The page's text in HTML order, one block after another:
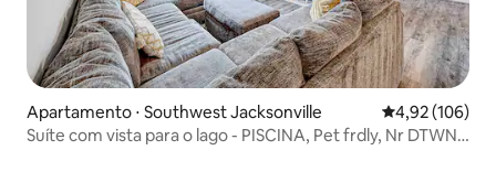
Apartamento ⋅ Southwest Jacksonville 4,92 de uma
4,92 (106)
Suíte com vista para o lago - PISCINA, Pet frdly, Nr DTWN